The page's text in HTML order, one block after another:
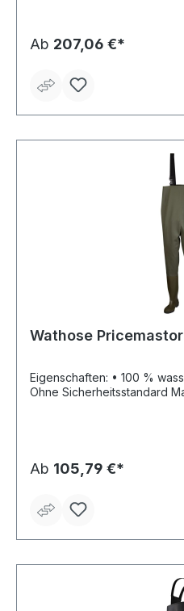
Ab 207,06 €*
Wathose Pricemastor
Eigenschaften: • 100 % wasserdicht • Keine Stahlteile •
Ab 105,79 €*